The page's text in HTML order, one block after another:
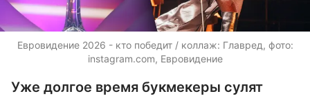
Евровидение 2026 - кто победит / коллаж: Главред, фото:
instagram.com, Евровидение
Уже долгое время букмекеры сулят